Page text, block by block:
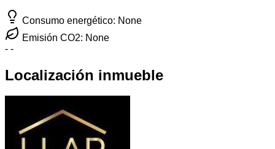
Consumo energético: None
Emisión CO2: None
- -
Localización inmueble